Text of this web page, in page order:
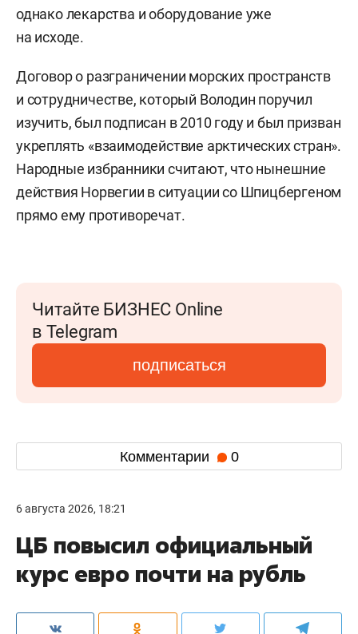
однако лекарства и оборудование уже
на исходе.
Договор о разграничении морских пространств
и сотрудничестве, который Володин поручил
изучить, был подписан в 2010 году и был призван
укреплять «взаимодействие арктических стран».
Народные избранники считают, что нынешние
действия Норвегии в ситуации со Шпицбергеном
прямо ему противоречат.
Читайте БИЗНЕС Online
в Telegram
подписаться
Комментарии 0
6 августа 2026, 18:21
ЦБ повысил официальный
курс евро почти на рубль